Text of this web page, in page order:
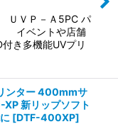
ＵＶＰ－Ａ5PC パ
イベントや店舗
き多機能UVプリ
ター 400mmサ
新リップソフト
[DTF-400XP]